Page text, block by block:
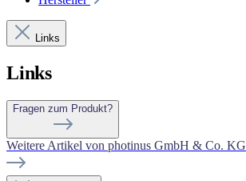
Links
Links
Fragen zum Produkt?
Weitere Artikel von photinus GmbH & Co. KG